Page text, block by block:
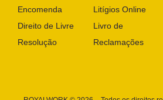
Encomenda
Direito de Livre
Resolução
Litígios Online
Livro de
Reclamações